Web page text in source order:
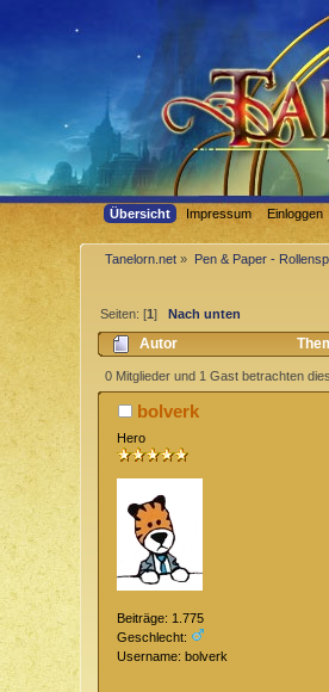
Übersicht Impressum Einloggen
Tanelorn.net » Pen & Paper -
Seiten: [1]Nach unten
Autor
0 Mitglieder und 1 Gast betrachten
bolverk
Hero
Beiträge: 1.775
Geschlecht:
Username: bolverk